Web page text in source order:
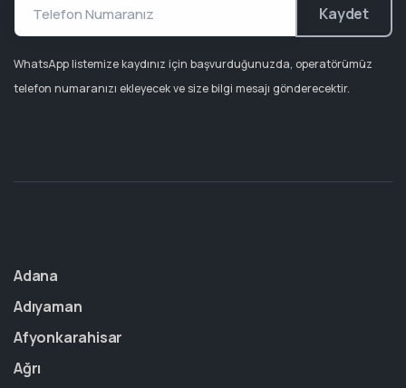
Kaydet
WhatsApp listemize kaydınız için başvurduğunuzda, operatörümüz
telefon numaranızı ekleyecek ve size bilgi mesajı gönderecektir.
Adana
Adıyaman
Afyonkarahisar
Ağrı